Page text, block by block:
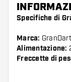
Specifiche di
Marca:
Alimentazione:
Freccette di